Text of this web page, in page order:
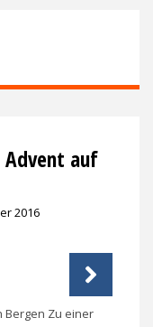
Advent auf
2016
Bergen Zu einer